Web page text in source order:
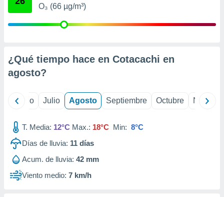
mediante
publicidad
publicidad
1199
O₃ (66 µg/m³)
¿Qué tiempo hace en Cotacachi en
agosto?
Junio Julio Agosto Septiembre Octubre
T. Media: 12°C Max.: 18°C Min: 8°C
Días de lluvia: 11 días
Acum. de lluvia: 42 mm
Viento medio: 7 km/h